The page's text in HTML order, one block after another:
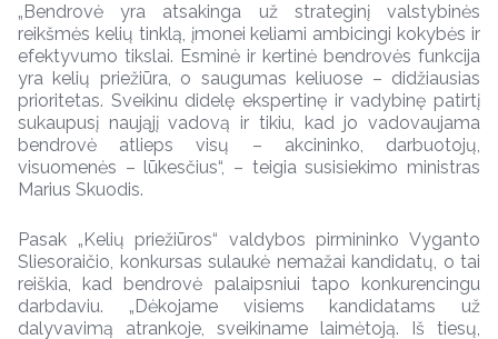
„Bendrovė yra atsakinga už strateginį valstybinės
reikšmės kelių tinklą, įmonei keliami ambicingi kokybės ir
efektyvumo tikslai. Esminė ir kertinė bendrovės funkcija
yra kelių priežiūra, o saugumas keliuose – didžiausias
prioritetas. Sveikinu didelę ekspertinę ir vadybinę patirtį
sukaupusį naująjį vadovą ir tikiu, kad jo vadovaujama
bendrovė atlieps visų – akcininko, darbuotojų,
visuomenės – lūkesčius“, – teigia susisiekimo ministras
Marius Skuodis.
Pasak „Kelių priežiūros“ valdybos pirmininko Vyganto
Sliesoraičio, konkursas sulaukė nemažai kandidatų, o tai
reiškia, kad bendrovė palaipsniui tapo konkurencingu
darbdaviu. „Dėkojame visiems kandidatams už
dalyvavimą atrankoje, sveikiname laimėtoją. Iš tiesų,